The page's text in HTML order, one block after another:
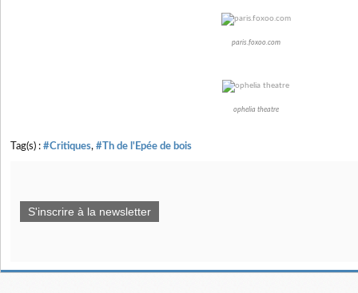
paris.foxoo.com
ophelia theatre
Tag(s) : #Critiques, #Th de l'Epée de bois
S'inscrire à la newsletter